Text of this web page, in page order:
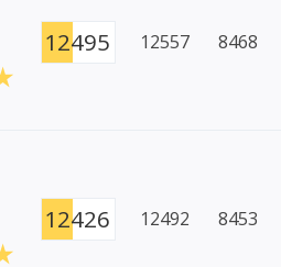
12495 12557 8468
12426 12492 8453